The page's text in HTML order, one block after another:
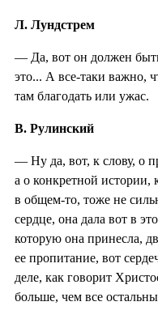
Л. Лундстрем
— Да, вот он должен
это... А все-таки важно,
там благодать или ужас.
В. Рулинский
— Ну да, вот, к слову, о
а о конкретной истории,
в общем-то, тоже не
сердце, она дала вот в
которую она принесла,
ее пропитание, вот
деле, как говорит
больше, чем все